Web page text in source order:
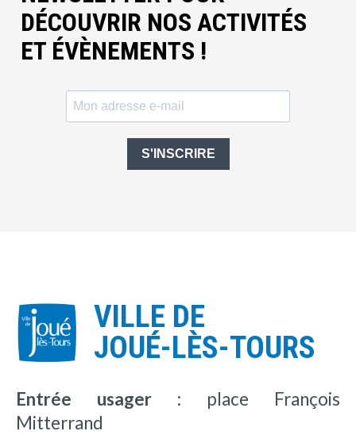
DÉCOUVRIR NOS ACTIVITÉS
ET ÉVÈNEMENTS !
S'INSCRIRE
VILLE DE
JOUÉ-LÈS-TOURS
Entrée usager : place François
Mitterrand